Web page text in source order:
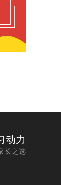
动力
长之选